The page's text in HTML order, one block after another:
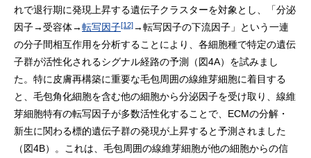
れで退行期に発現上昇する遺伝子クラスターを対象とし、「分泌
因子→受容体→転写因子[12]→転写因子の下流因子」という一連
の分子間相互作用を分析することにより、各細胞種で特定の遺伝
子群が活性化されるシグナル経路の予測（図4A）を試みまし
た。特に皮膚再構築に重要な毛包周囲の線維芽細胞に着目する
と、毛包角化細胞を含む他の細胞から分泌因子を受け取り、線維
芽細胞特有の転写因子が多数活性化することで、ECMの分解・
新生に関わる標的遺伝子群の発現が上昇すると予測されました
（図4B）。これは、毛包周囲の線維芽細胞が他の細胞からの信